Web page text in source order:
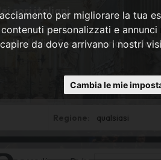
per migliorare la tua
personalizzati e annunci
da dove arrivano i nostri
Cambia le mie
cori italiani
Italia. Scopri quando e
Province